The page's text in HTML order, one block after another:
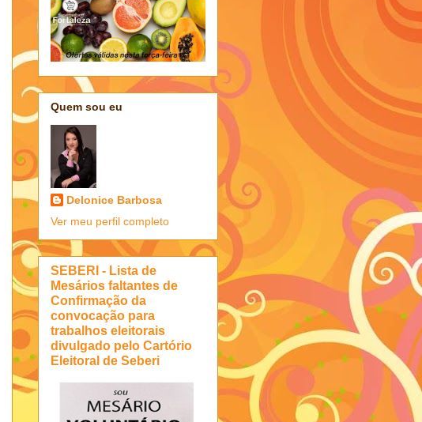
Quem sou eu
Delonice Barbosa
Ver meu perfil completo
SEBERI - Lista de
Mesários faltantes de
Confirmação da
convocação para
trabalhos eleitorais
divulgado pelo Cartório
Eleitoral de Seberi